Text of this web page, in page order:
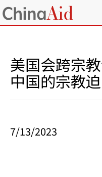
美国会跨宗
中国的宗教
7/13/2023